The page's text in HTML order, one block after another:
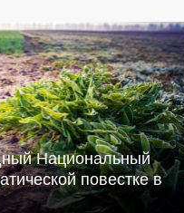
Национальный
повестке в